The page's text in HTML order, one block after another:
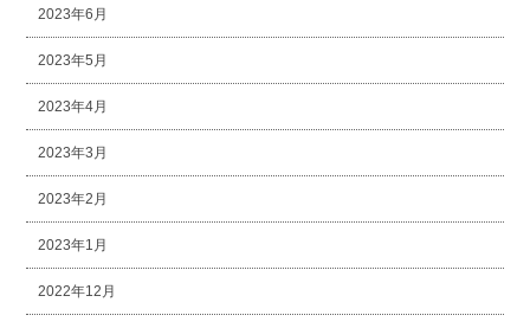
2023年6月
2023年5月
2023年4月
2023年3月
2023年2月
2023年1月
2022年12月